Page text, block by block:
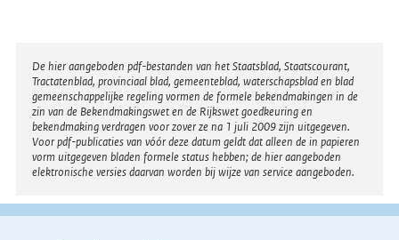
Disclaimer
De hier aangeboden pdf-bestanden van het Staatsblad, Staatscourant,
Tractatenblad, provinciaal blad, gemeenteblad, waterschapsblad en blad
gemeenschappelijke regeling vormen de formele bekendmakingen in de
zin van de Bekendmakingswet en de Rijkswet goedkeuring en
bekendmaking verdragen voor zover ze na 1 juli 2009 zijn uitgegeven.
Voor pdf-publicaties van vóór deze datum geldt dat alleen de in papieren
vorm uitgegeven bladen formele status hebben; de hier aangeboden
elektronische versies daarvan worden bij wijze van service aangeboden.